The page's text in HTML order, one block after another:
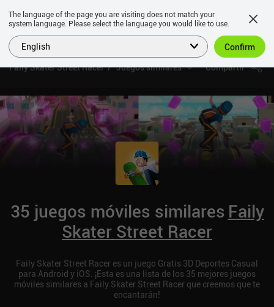
Faily Skater Street Racer Juegos similares Compartir
35 juegos móviles similares Faily
Skater Street Racer
Faily Skater Street Racer es un juego Gratis 3D Deportes Casual
para Android y iOS. ¡Esta es una lista de los 35 mejores juegos
móviles similares a Faily Skater Street Racer que creemos que te
encantarán!
The language of the page you are visiting does not match your
system language. Please select the language you would like to use.
English Confirm